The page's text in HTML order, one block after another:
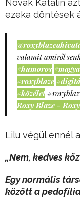
Novák Katalin
ezeka döntések
valamit amiről
#humoros
#roxyblaze
#közélet
Roxy Blaze -
Lilu végül ennél
„Nem, kedves
Egy normális
között a